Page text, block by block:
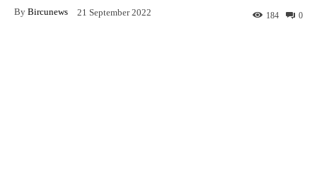
By Bircunews 21 September 2022 0
184